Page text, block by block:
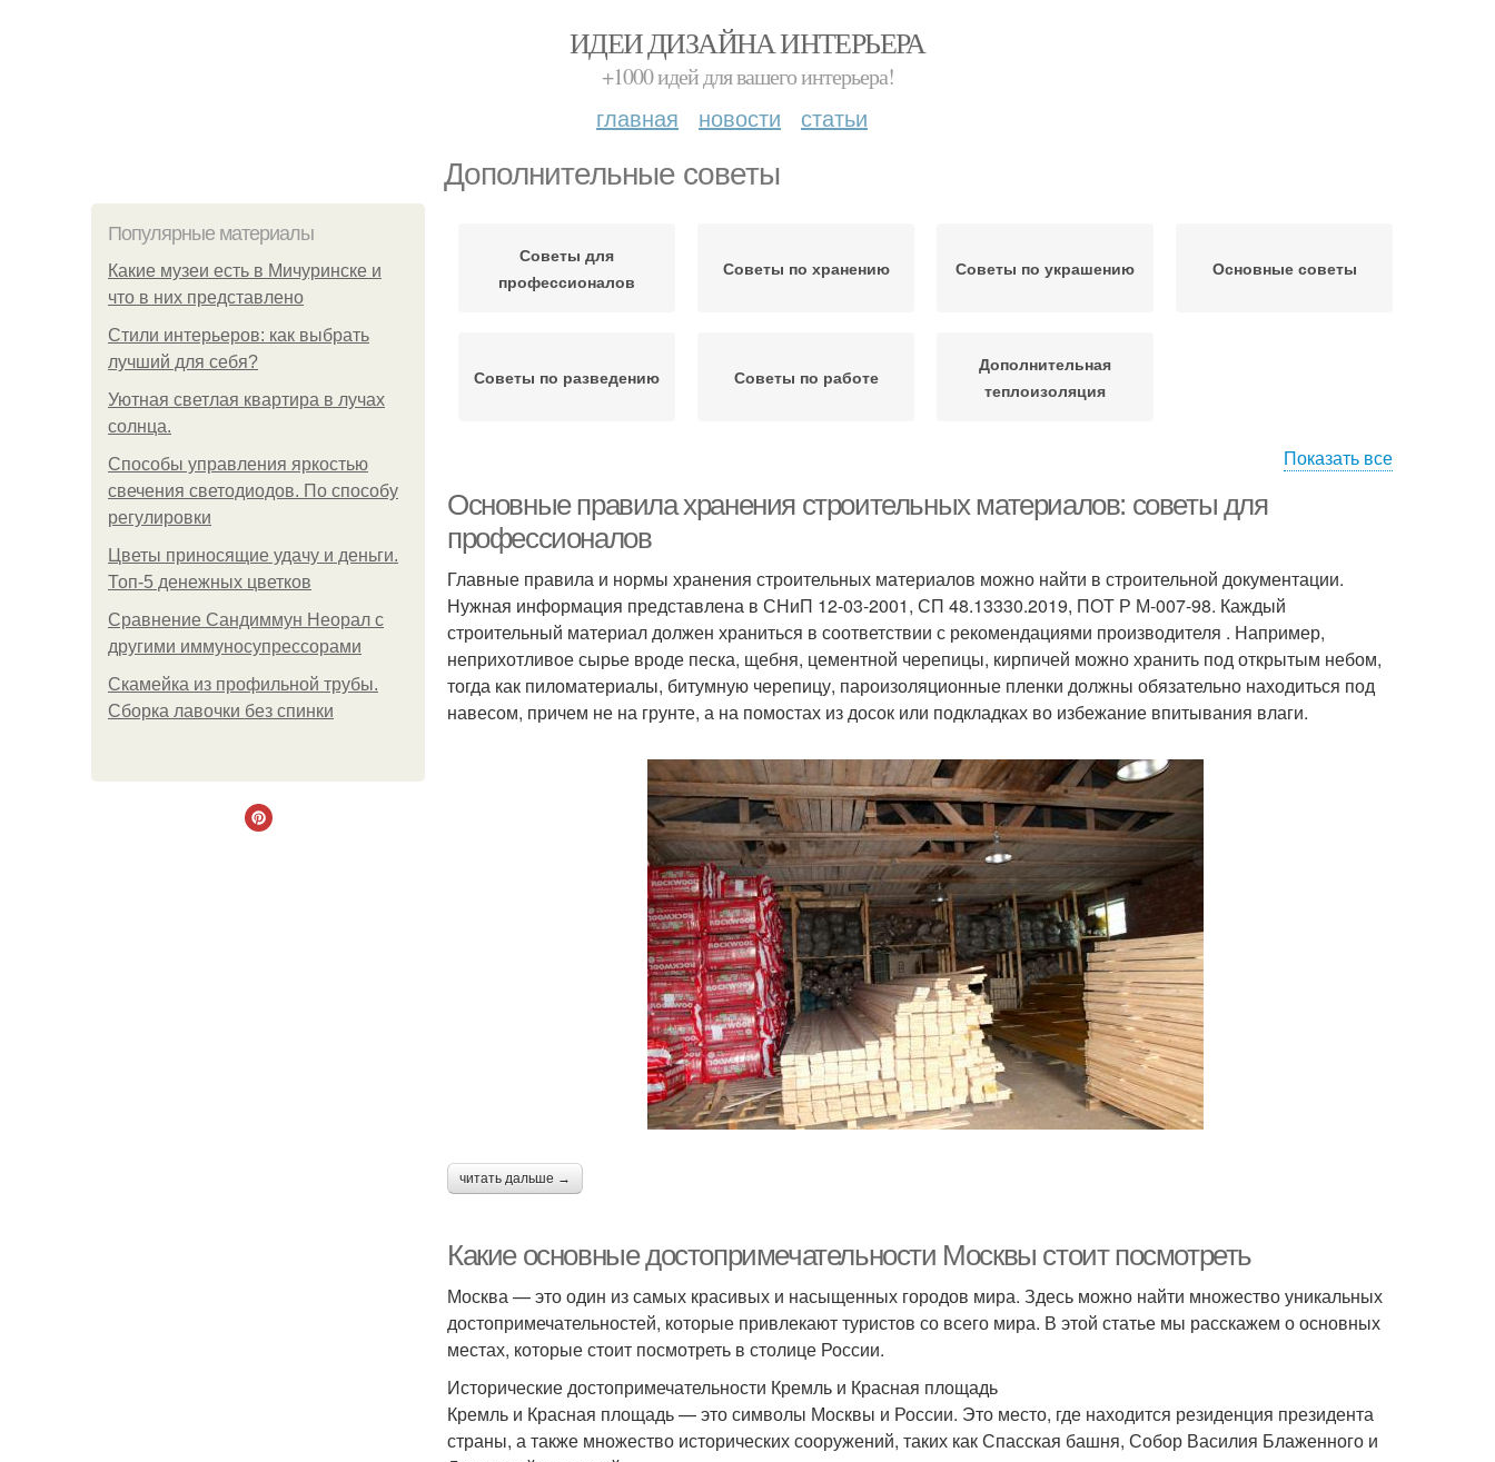
ИДЕИ ДИЗАЙНА ИНТЕРЬЕРА
+1000 идей для вашего интерьера!
главная новости статьи
Дополнительные советы
Популярные материалы
Какие музеи есть в Мичуринске и
что в них представлено
Стили интерьеров: как выбрать
лучший для себя?
Уютная светлая квартира в лучах
солнца.
Способы управления яркостью
свечения светодиодов. По способу
регулировки
Цветы приносящие удачу и деньги.
Топ-5 денежных цветков
Сравнение Сандиммун Неорал с
другими иммуносупрессорами
Скамейка из профильной трубы.
Сборка лавочки без спинки
Советы для
профессионалов
Советы по хранению Советы по украшению Основные советы
Советы по разведению Советы по работе
Дополнительная
теплоизоляция
Показать все
Основные правила хранения строительных материалов: советы для
профессионалов
Главные правила и нормы хранения строительных материалов можно найти в строительной документации.
Нужная информация представлена в СНиП 12-03-2001, СП 48.13330.2019, ПОТ Р М-007-98. Каждый
строительный материал должен храниться в соответствии с рекомендациями производителя . Например,
неприхотливое сырье вроде песка, щебня, цементной черепицы, кирпичей можно хранить под открытым небом,
тогда как пиломатериалы, битумную черепицу, пароизоляционные пленки должны обязательно находиться под
навесом, причем не на грунте, а на помостах из досок или подкладках во избежание впитывания влаги.
читать дальше →
Какие основные достопримечательности Москвы стоит посмотреть
Москва — это один из самых красивых и насыщенных городов мира. Здесь можно найти множество уникальных
достопримечательностей, которые привлекают туристов со всего мира. В этой статье мы расскажем о основных
местах, которые стоит посмотреть в столице России.
Исторические достопримечательности Кремль и Красная площадь
Кремль и Красная площадь — это символы Москвы и России. Это место, где находится резиденция президента
страны, а также множество исторических сооружений, таких как Спасская башня, Собор Василия Блаженного и